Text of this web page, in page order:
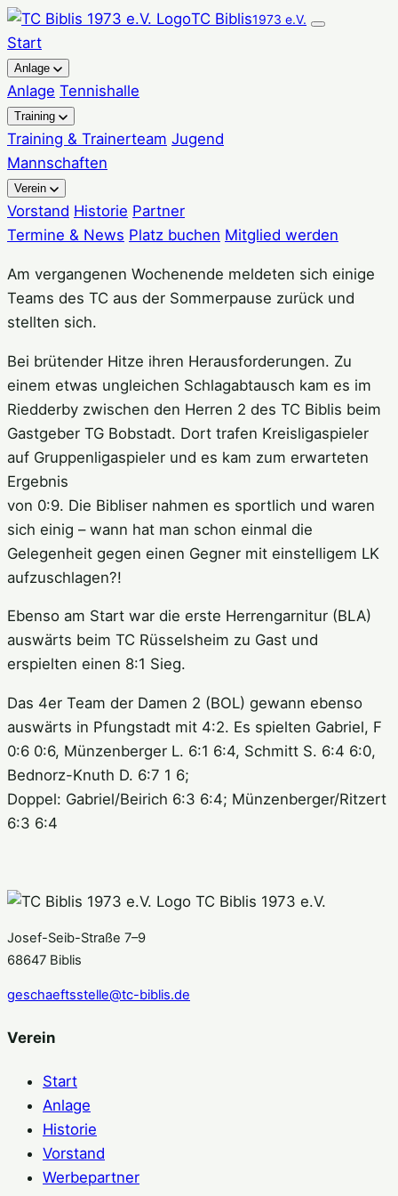
Zum
Inhalt
springen
TC Biblis1973 e.V.
Start
Anlage
Anlage Tennishalle
Training
Training & Trainerteam Jugend
Mannschaften
Verein
Vorstand Historie Partner
Termine & News Platz buchen Mitglied werden
Am vergangenen Wochenende meldeten sich einige
Teams des TC aus der Sommerpause zurück und
stellten sich.
Bei brütender Hitze ihren Herausforderungen. Zu
einem etwas ungleichen Schlagabtausch kam es im
Riedderby zwischen den Herren 2 des TC Biblis beim
Gastgeber TG Bobstadt. Dort trafen Kreisligaspieler
auf Gruppenligaspieler und es kam zum erwarteten
Ergebnis
von 0:9. Die Bibliser nahmen es sportlich und waren
sich einig – wann hat man schon einmal die
Gelegenheit gegen einen Gegner mit einstelligem LK
aufzuschlagen?!
Ebenso am Start war die erste Herrengarnitur (BLA)
auswärts beim TC Rüsselsheim zu Gast und
erspielten einen 8:1 Sieg.
Das 4er Team der Damen 2 (BOL) gewann ebenso
auswärts in Pfungstadt mit 4:2. Es spielten Gabriel, F
0:6 0:6, Münzenberger L. 6:1 6:4, Schmitt S. 6:4 6:0,
Bednorz-Knuth D. 6:7 1 6;
Doppel: Gabriel/Beirich 6:3 6:4; Münzenberger/Ritzert
6:3 6:4
TC Biblis 1973 e.V.
Josef-Seib-Straße 7–9
68647 Biblis
geschaeftsstelle@tc-biblis.de
Verein
Start
Anlage
Historie
Vorstand
Werbepartner